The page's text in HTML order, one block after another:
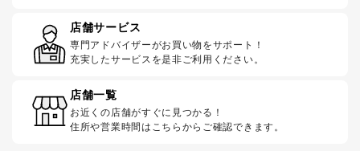
店舗サービス
専門アドバイザーがお買い物をサポート！
充実したサービスを是非ご利用ください。
店舗一覧
お近くの店舗がすぐに見つかる！
住所や営業時間はこちらからご確認できます。